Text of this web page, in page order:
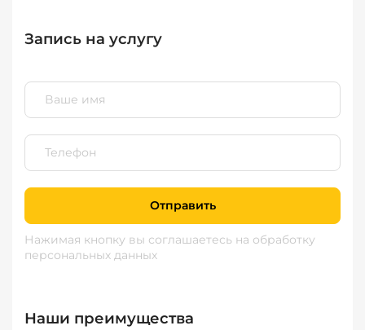
Запись на услугу
Отправить
Нажимая кнопку вы соглашаетесь на обработку
персональных данных
Наши преимущества